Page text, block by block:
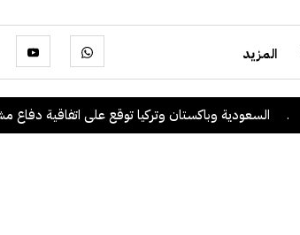
المزيد
السعودية وباكستان وتركيا توقع على اتفاقية دفاع مشترك